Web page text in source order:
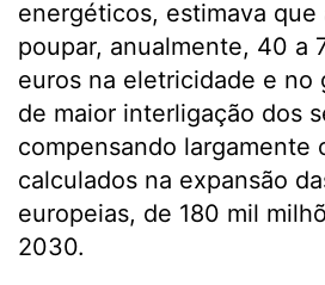
energéticos, estimava que
poupar, anualmente, 40 a
euros na eletricidade e no
de maior interligação dos
compensando largamente
calculados na expansão
europeias, de 180 mil
2030.